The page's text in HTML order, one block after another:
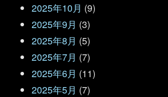
2025年10月 (9)
2025年9月 (3)
2025年8月 (5)
2025年7月 (7)
2025年6月 (11)
2025年5月 (7)